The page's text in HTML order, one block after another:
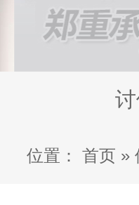
位置： 首页 »